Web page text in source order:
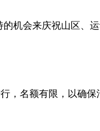
机会来庆祝山区、
，名额有限，以确